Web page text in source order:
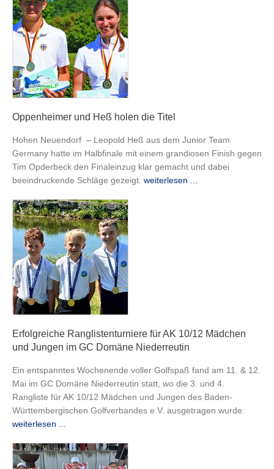
Oppenheimer und Heß holen die Titel
Hohen Neuendorf – Leopold Heß aus dem Junior Team
Germany hatte im Halbfinale mit einem grandiosen Finish gegen
Tim Opderbeck den Finaleinzug klar gemacht und dabei
beeindruckende Schläge gezeigt. weiterlesen ...
Erfolgreiche Ranglistenturniere für AK 10/12 Mädchen
und Jungen im GC Domäne Niederreutin
Ein entspanntes Wochenende voller Golfspaß fand am 11. & 12.
Mai im GC Domäne Niederreutin statt, wo die 3. und 4.
Rangliste für AK 10/12 Mädchen und Jungen des Baden-
Württembergischen Golfverbandes e.V. ausgetragen wurde.
weiterlesen ...